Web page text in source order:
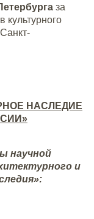
за
культурного
НАСЛЕДИЕ
научной
и